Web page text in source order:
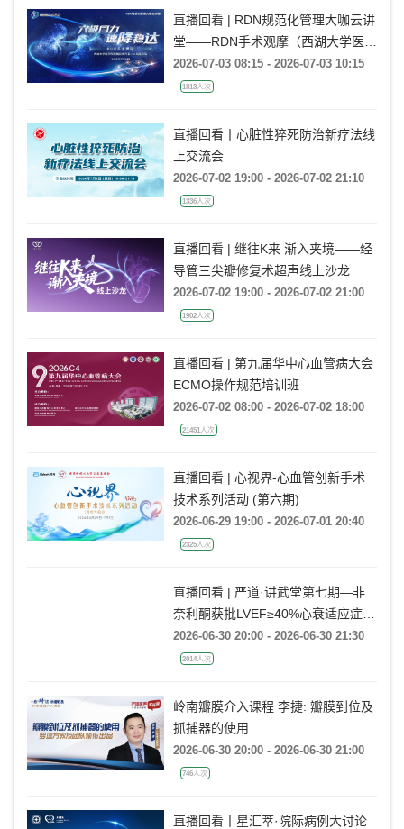
直播回看 | RDN规范化管理大咖云讲
堂——RDN手术观摩（西湖大学医学
院附属杭州市第一人民医院站）
2026-07-03 08:15 - 2026-07-03 10:15
1813人次
直播回看丨心脏性猝死防治新疗法线
上交流会
2026-07-02 19:00 - 2026-07-02 21:10
1336人次
直播回看 | 继往K来 渐入夹境——经
导管三尖瓣修复术超声线上沙龙
2026-07-02 19:00 - 2026-07-02 21:00
1902人次
直播回看 | 第九届华中心血管病大会
ECMO操作规范培训班
2026-07-02 08:00 - 2026-07-02 18:00
21451人次
直播回看 | 心视界-心血管创新手术
技术系列活动 (第六期)
2026-06-29 19:00 - 2026-07-01 20:40
2325人次
直播回看 | 严道·讲武堂第七期—非
奈利酮获批LVEF≥40%心衰适应症，
临床到底怎么用？
2026-06-30 20:00 - 2026-06-30 21:30
2014人次
岭南瓣膜介入课程 李捷: 瓣膜到位及
抓捕器的使用
2026-06-30 20:00 - 2026-06-30 21:00
746人次
直播回看丨星汇萃·院际病例大讨论